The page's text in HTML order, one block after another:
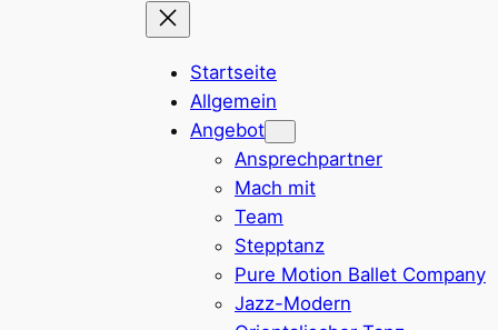
Startseite
Allgemein
Angebot
Ansprechpartner
Mach mit
Team
Stepptanz
Pure Motion Ballet Company
Jazz-Modern